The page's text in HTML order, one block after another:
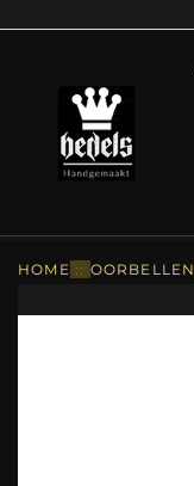
HOME :: OORBELLEN